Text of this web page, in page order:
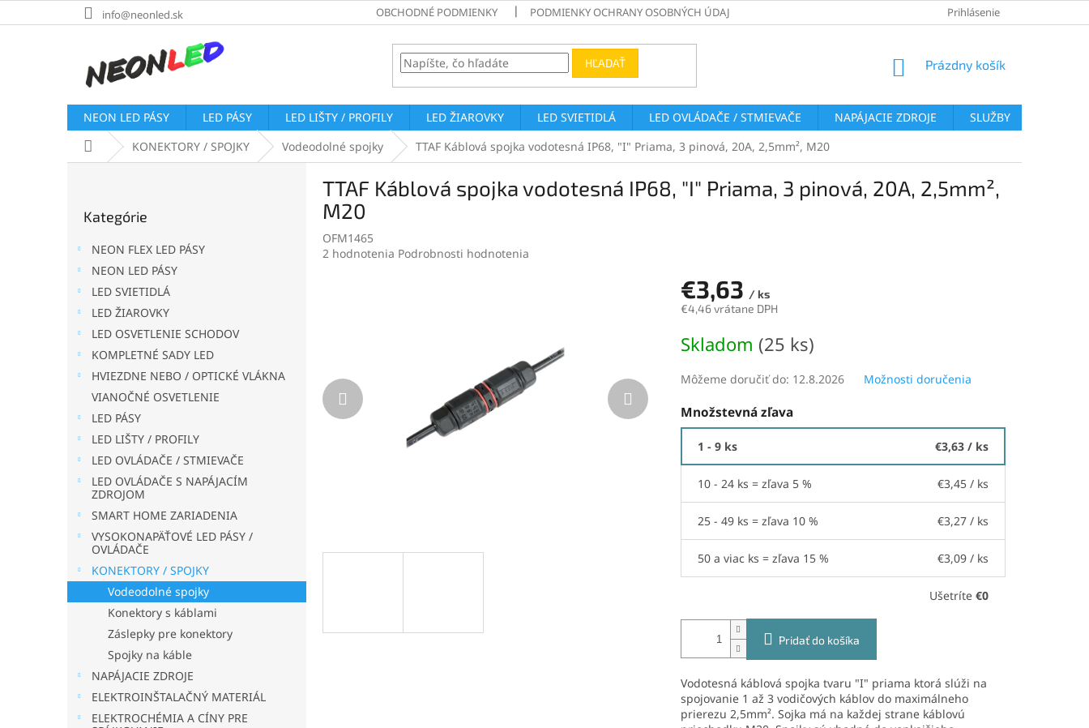
na
info@neonled.sk OBCHODNÉ PODMIENKY PODMIENKY OCHRANY OSOBNÝCH ÚDAJOV VRÁTENIE TOVARU
Prihlásenie
HĽADAŤ
NÁKUPNÝ
Prázdny košík
NEON LED PÁSY LED PÁSY LED LIŠTY / PROFILY LED ŽIAROVKY LED SVIETIDLÁ LED OVLÁDAČE / STMIEVAČE NAPÁJACIE ZDROJE SLUŽBY
DomovKONEKTORY / SPOJKY Vodeodolné spojky TTAF Káblová spojka vodotesná IP68, "I" Priama, 3 pinová, 20A, 2,5mm², M20
kategórie
Kategórie
NEON FLEX LED PÁSY
NEON LED PÁSY
LED SVIETIDLÁ
LED ŽIAROVKY
LED OSVETLENIE SCHODOV
KOMPLETNÉ SADY LED
HVIEZDNE NEBO / OPTICKÉ VLÁKNA
VIANOČNÉ OSVETLENIE
LED PÁSY
LED LIŠTY / PROFILY
LED OVLÁDAČE / STMIEVAČE
LED OVLÁDAČE S NAPÁJACÍM
ZDROJOM
SMART HOME ZARIADENIA
VYSOKONAPÄŤOVÉ LED PÁSY /
OVLÁDAČE
KONEKTORY / SPOJKY
Vodeodolné spojky
Konektory s káblami
Záslepky pre konektory
Spojky na káble
NAPÁJACIE ZDROJE
ELEKTROINŠTALAČNÝ MATERIÁL
ELEKTROCHÉMIA A CÍNY PRE
TTAF Káblová spojka vodotesná IP68, "I" Priama, 3 pinová, 20A, 2,5mm²,
M20
OFM1465
Priemerné
2 hodnotenia Podrobnosti hodnotenia
€3,63 / ks
€4,46 vrátane DPH
cena:
Skladom (25 ks)
Môžeme doručiť do: 12.8.2026 Možnosti doručenia
Množstevná zľava
1 - 9 ks €3,63 / ks
10 - 24 ks = zľava 5 % €3,45 / ks
25 - 49 ks = zľava 10 % €3,27 / ks
50 a viac ks = zľava 15 % €3,09 / ks
Ušetríte €0
Pridať do košíka
Vodotesná káblová spojka tvaru "I" priama ktorá slúži na
spojovanie 1 až 3 vodičových káblov do maximálneho
prierezu 2,5mm². Sojka má na každej strane káblovú